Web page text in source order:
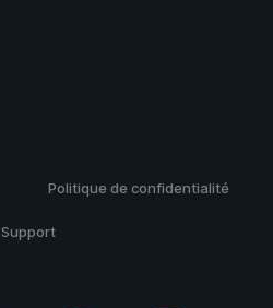
Politique de confidentialité
Support